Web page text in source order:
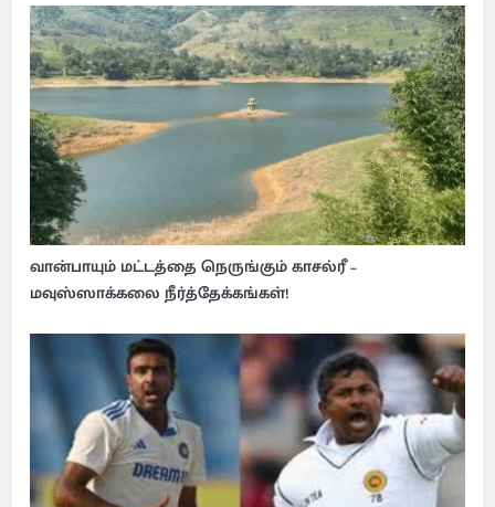
வான்பாயும் மட்டத்தை நெருங்கும் காசல்ரீ –
மவுஸ்ஸாக்கலை நீர்த்தேக்கங்கள்!